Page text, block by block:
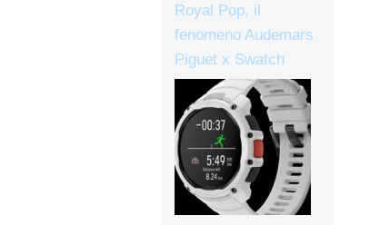
Royal Pop, il
fenomeno Audemars
Piguet x Swatch